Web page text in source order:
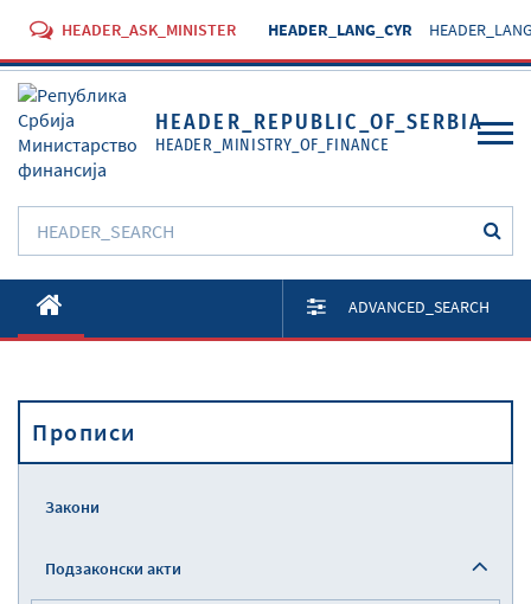
HEADER_ASK_MINISTER HEADER_LANG_CYR
HEADER_REPUBLIC_OF_SERBIA
HEADER_MINISTRY_OF_FINANCE
O Министарству
Активности
Прописи
ADVANCED_SEARCH
Прописи
Закони
Подзаконски акти